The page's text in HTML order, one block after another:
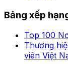
Bảng xếp
Top 100
Thương
viên Việt